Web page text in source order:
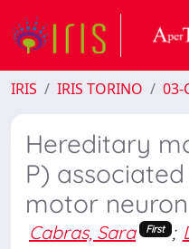
IRIS IRIS TORINO 03-
Hereditary
P)
motor
Cabras, Sara First ;